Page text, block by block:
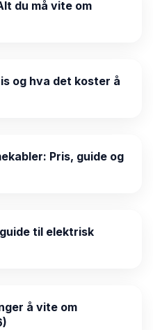
du må vite om
og hva det koster å
Pris, guide og
til elektrisk
å vite om